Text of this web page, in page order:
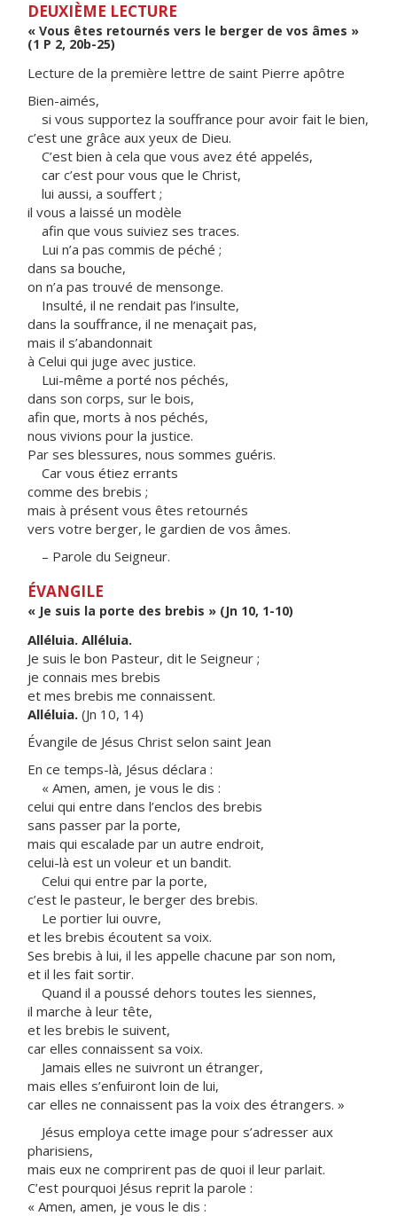
DEUXIÈME LECTURE
« Vous êtes retournés vers le berger de vos âmes »
(1 P 2, 20b-25)
Lecture de la première lettre de saint Pierre apôtre
Bien-aimés,
si vous supportez la souffrance pour avoir fait le bien,
c’est une grâce aux yeux de Dieu.
C’est bien à cela que vous avez été appelés,
car c’est pour vous que le Christ,
lui aussi, a souffert ;
il vous a laissé un modèle
afin que vous suiviez ses traces.
Lui n’a pas commis de péché ;
dans sa bouche,
on n’a pas trouvé de mensonge.
Insulté, il ne rendait pas l’insulte,
dans la souffrance, il ne menaçait pas,
mais il s’abandonnait
à Celui qui juge avec justice.
Lui-même a porté nos péchés,
dans son corps, sur le bois,
afin que, morts à nos péchés,
nous vivions pour la justice.
Par ses blessures, nous sommes guéris.
Car vous étiez errants
comme des brebis ;
mais à présent vous êtes retournés
vers votre berger, le gardien de vos âmes.
– Parole du Seigneur.
ÉVANGILE
« Je suis la porte des brebis » (Jn 10, 1-10)
Alléluia. Alléluia.
Je suis le bon Pasteur, dit le Seigneur ;
je connais mes brebis
et mes brebis me connaissent.
Alléluia. (Jn 10, 14)
Évangile de Jésus Christ selon saint Jean
En ce temps-là, Jésus déclara :
« Amen, amen, je vous le dis :
celui qui entre dans l’enclos des brebis
sans passer par la porte,
mais qui escalade par un autre endroit,
celui-là est un voleur et un bandit.
Celui qui entre par la porte,
c’est le pasteur, le berger des brebis.
Le portier lui ouvre,
et les brebis écoutent sa voix.
Ses brebis à lui, il les appelle chacune par son nom,
et il les fait sortir.
Quand il a poussé dehors toutes les siennes,
il marche à leur tête,
et les brebis le suivent,
car elles connaissent sa voix.
Jamais elles ne suivront un étranger,
mais elles s’enfuiront loin de lui,
car elles ne connaissent pas la voix des étrangers. »
Jésus employa cette image pour s’adresser aux
pharisiens,
mais eux ne comprirent pas de quoi il leur parlait.
C’est pourquoi Jésus reprit la parole :
« Amen, amen, je vous le dis :